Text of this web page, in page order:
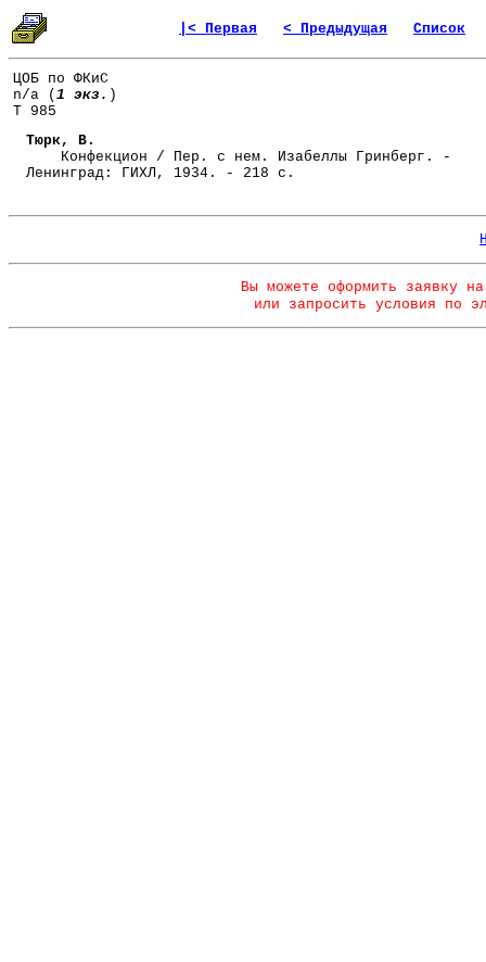
|< Первая < Предыдущая Список
ЦОБ по ФКиС
n/a ( 1 экз. )
Т 985
Тюрк, В.
Конфекцион / Пер. с нем. Изабеллы Гринберг. -
Ленинград: ГИХЛ, 1934. - 218 с.
Вы можете оформить заявку
или запросить условия по